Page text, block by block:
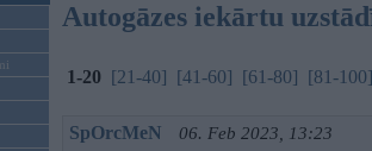
Autogāzes iekārtu
1-20 [21-40] [41-60] [61-80] [81-100]
SpOrcMeN 06. Feb 2023, 13:23